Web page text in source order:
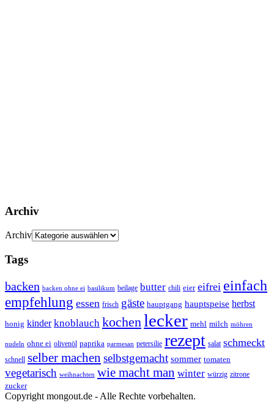
Archiv
Archiv
Tags
backen backen ohne ei basilikum beilage butter chili eier eifrei einfach
empfehlung essen frisch gäste hauptgang hauptspeise herbst
honig kinder knoblauch kochenlecker mehl milch möhren
nudeln ohne ei olivenöl paprika parmesan petersilie rezept salat schmeckt
schnell selber machen selbstgemacht sommer tomaten
vegetarisch weihnachten wie macht man winter würzig zitrone
zucker
Copyright mongout.de - Alle Rechte vorbehalten.